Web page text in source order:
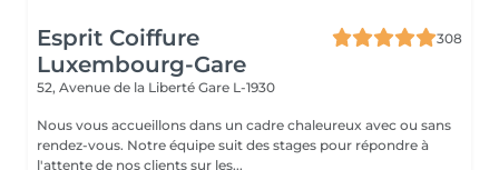
Esprit Coiffure
Luxembourg-Gare
308
52, Avenue de la Liberté Gare L-1930
Nous vous accueillons dans un cadre chaleureux avec ou sans
rendez-vous. Notre équipe suit des stages pour répondre à
l'attente de nos clients sur les...